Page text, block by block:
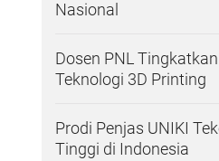
Nasional
Dosen PNL
Teknologi 3D Printing
Prodi Penjas UNIKI
Tinggi di Indonesia